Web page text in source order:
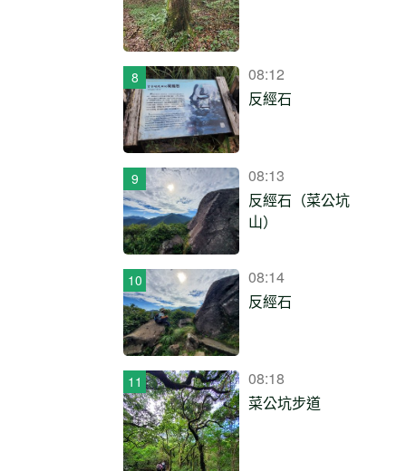
08:12
反經石
08:13
反經石（菜公坑
山）
08:14
反經石
08:18
菜公坑步道